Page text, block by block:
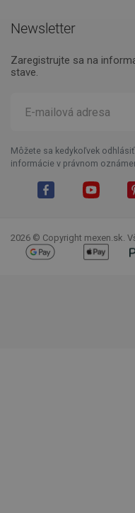
Newsletter
Zaregistrujte sa na
stave.
Môžete sa kedykoľvek
informácie v právnom
2026 © Copyright mexen.sk.